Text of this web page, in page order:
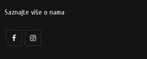
Saznajte više o nama